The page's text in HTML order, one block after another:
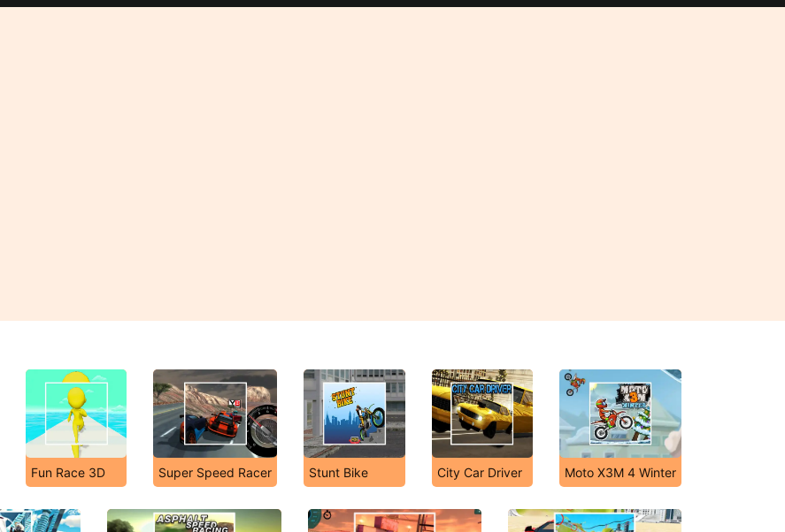
Fun Race 3D Super Speed Racer Stunt Bike City Car Driver Moto X3M 4 Winter